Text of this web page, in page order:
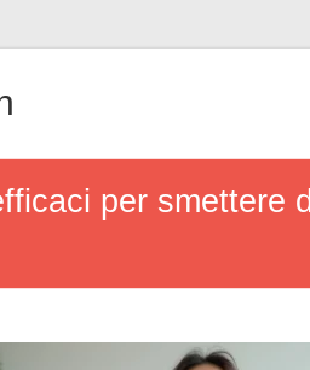
per smettere